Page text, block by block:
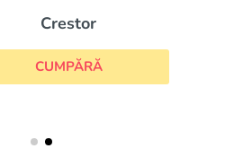
Crestor
CUMPĂRĂ